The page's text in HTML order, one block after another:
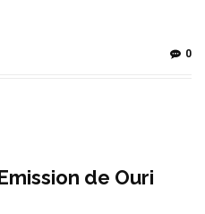
0
de Ouri